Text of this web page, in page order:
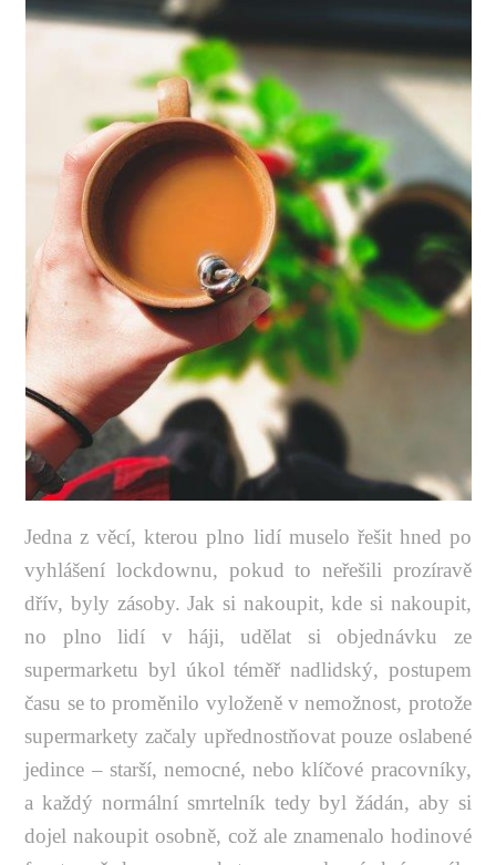
Jedna z věcí, kterou plno lidí muselo řešit hned po
vyhlášení lockdownu, pokud to neřešili prozíravě
dřív, byly zásoby. Jak si nakoupit, kde si nakoupit,
no plno lidí v háji, udělat si objednávku ze
supermarketu byl úkol téměř nadlidský, postupem
času se to proměnilo vyloženě v nemožnost, protože
supermarkety začaly upřednostňovat pouze oslabené
jedince – starší, nemocné, nebo klíčové pracovníky,
a každý normální smrtelník tedy byl žádán, aby si
dojel nakoupit osobně, což ale znamenalo hodinové